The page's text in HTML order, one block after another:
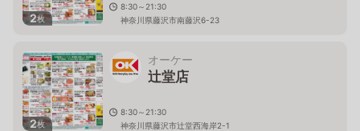
2枚
8:30～21:30
神奈川県藤沢市南藤沢6-23
2枚
オーケー
辻堂店
8:30～21:30
神奈川県藤沢市辻堂西海岸2-1